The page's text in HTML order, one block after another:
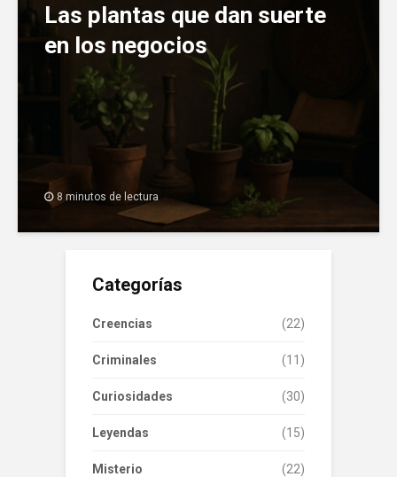
Las plantas que dan suerte
en los negocios
8 minutos de lectura
Categorías
Creencias (22)
Criminales (11)
Curiosidades (30)
Leyendas (15)
Misterio (22)